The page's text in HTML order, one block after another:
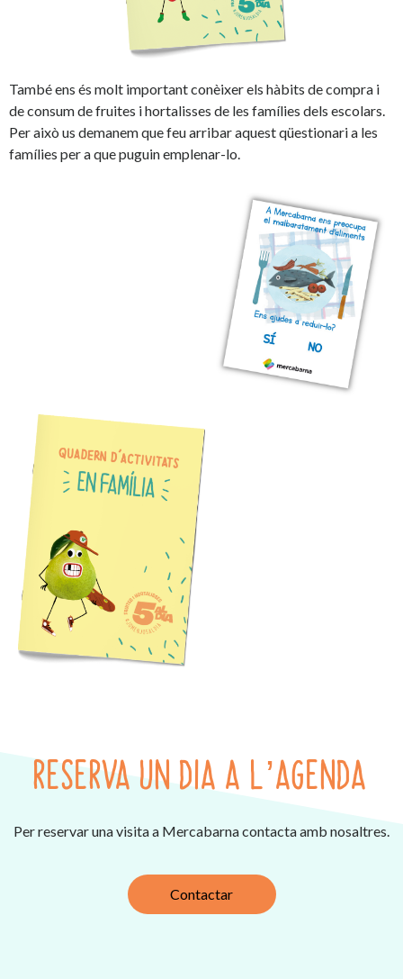
També ens és molt important conèixer els hàbits de compra i
de consum de fruites i hortalisses de les famílies dels escolars.
Per això us demanem que feu arribar aquest qüestionari a les
famílies per a que puguin emplenar-lo.
RESERVA UN DIA A L’AGENDA
Per reservar una visita a Mercabarna contacta amb nosaltres.
Contactar